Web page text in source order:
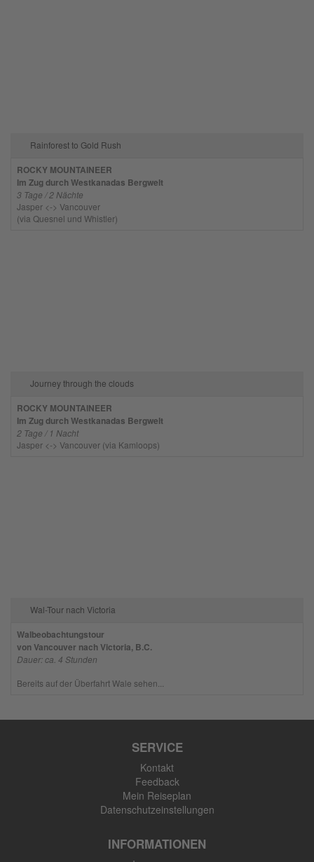
Rainforest to Gold Rush
ROCKY MOUNTAINEER
Im Zug durch Westkanadas Bergwelt
3 Tage / 2 Nächte
Jasper <-> Vancouver
(via Quesnel und Whistler)
Journey through the clouds
ROCKY MOUNTAINEER
Im Zug durch Westkanadas Bergwelt
2 Tage / 1 Nacht
Jasper <-> Vancouver (via Kamloops)
Wal-Tour nach Victoria
Walbeobachtungstour
von Vancouver nach Victoria, B.C.
Dauer: ca. 4 Stunden
Bereits auf der Überfahrt Wale sehen...
SERVICE
Kontakt
Feedback
Mein Reiseplan
Datenschutzeinstellungen
INFORMATIONEN